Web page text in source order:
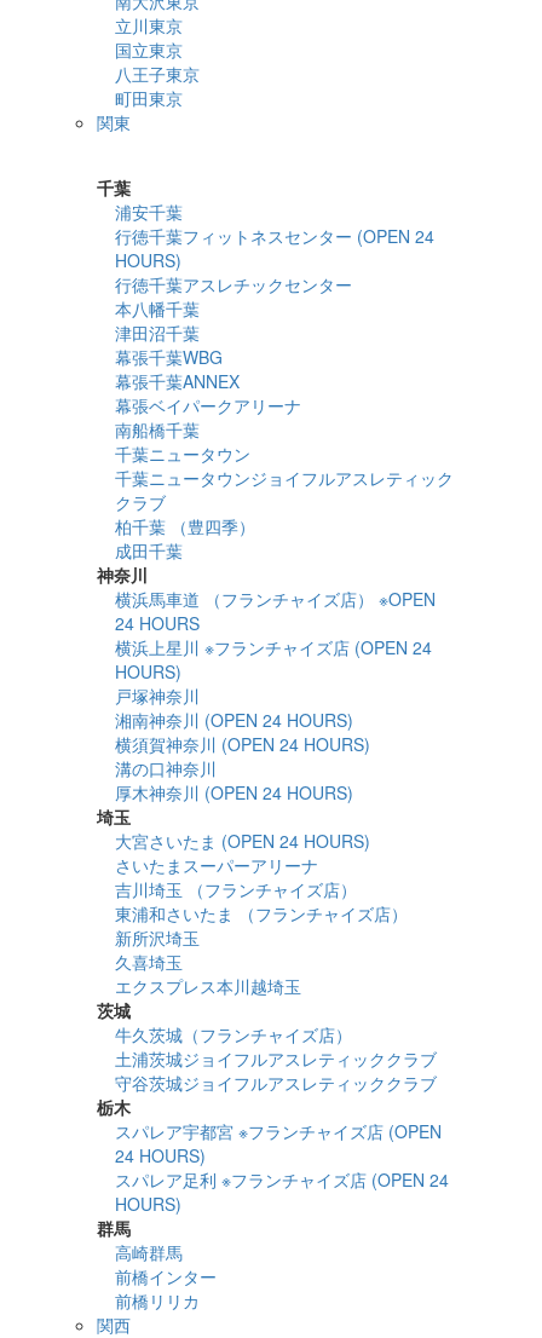
立川東京
国立東京
八王子東京
町田東京
関東
千葉
浦安千葉
行徳千葉フィットネスセンター (OPEN 24
HOURS)
行徳千葉アスレチックセンター
本八幡千葉
津田沼千葉
幕張千葉WBG
幕張千葉ANNEX
幕張ベイパークアリーナ
南船橋千葉
千葉ニュータウン
千葉ニュータウンジョイフルアスレティック
クラブ
柏千葉 （豊四季）
成田千葉
神奈川
横浜馬車道 （フランチャイズ店） ※OPEN
24 HOURS
横浜上星川 ※フランチャイズ店 (OPEN 24
HOURS)
戸塚神奈川
湘南神奈川 (OPEN 24 HOURS)
横須賀神奈川 (OPEN 24 HOURS)
溝の口神奈川
厚木神奈川 (OPEN 24 HOURS)
埼玉
大宮さいたま (OPEN 24 HOURS)
さいたまスーパーアリーナ
吉川埼玉 （フランチャイズ店）
東浦和さいたま （フランチャイズ店）
新所沢埼玉
久喜埼玉
エクスプレス本川越埼玉
茨城
牛久茨城（フランチャイズ店）
土浦茨城ジョイフルアスレティッククラブ
守谷茨城ジョイフルアスレティッククラブ
栃木
スパレア宇都宮 ※フランチャイズ店 (OPEN
24 HOURS)
スパレア足利 ※フランチャイズ店 (OPEN 24
HOURS)
群馬
高崎群馬
前橋インター
前橋リリカ
関西